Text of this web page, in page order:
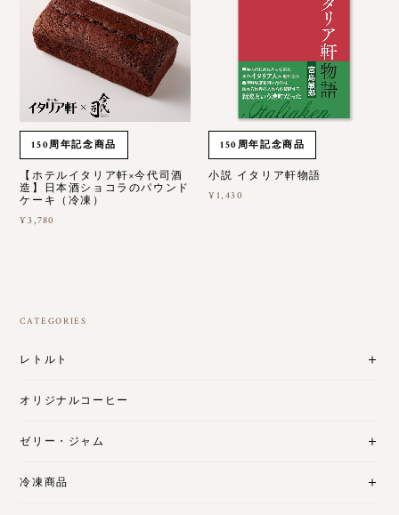
150周年記念商品
【ホテルイタリア軒×今代司酒
造】日本酒ショコラのパウンド
ケーキ（冷凍）
¥3,780
150周年記念商品
小説 イタリア軒物語
¥1,430
CATEGORIES
レトルト
オリジナルコーヒー
ゼリー・ジャム
冷凍商品